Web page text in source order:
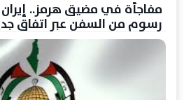
مفاجأة في مضيق هرمز..
رسوم من السفن عبر اتفاق